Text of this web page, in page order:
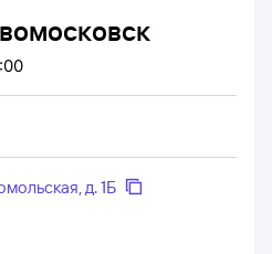
д. 1Б